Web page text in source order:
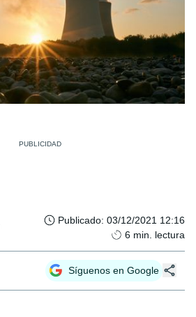
Publicado: 03/12/2021 12:16
6 min. lectura
Síguenos en Google